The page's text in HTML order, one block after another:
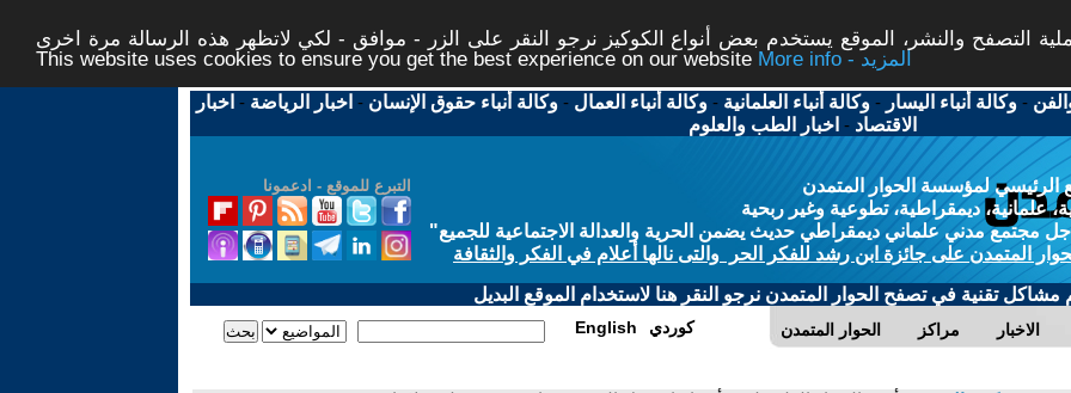
التصفح والنشر، الموقع يستخدم بعض أنواع الكوكيز نرجو النقر على الزر - موافق - لكي لاتظهر هذه الرسالة مرة اخرى -
This website uses cookies to ensure you get the best experience on our website
More info - المزيد
-وكالة أنباء اليسار -وكالة أنباء العلمانية -وكالة أنباء العمال -وكالة أنباء حقوق الإنسان - اخبار الرياضة - اخبار
الاقتصاد - اخبار الطب والعلوم
التبرع للموقع - ادعمونا
الرئيسي لمؤسسة الحوار المتمدن
علمانية، ديمقراطية، تطوعية وغير ربحية
مجتمع مدني علماني ديمقراطي حديث يضمن الحرية والعدالة الاجتماعية للجميع"
المتمدن على جائزة ابن رشد للفكر الحر والتى نالها أعلام في الفكر والثقافة
مشاكل تقنية في تصفح الحوار المتمدن نرجو النقر هنا لاستخدام الموقع البديل
الحوار المتمدن مراكز الاخبار English كوردي